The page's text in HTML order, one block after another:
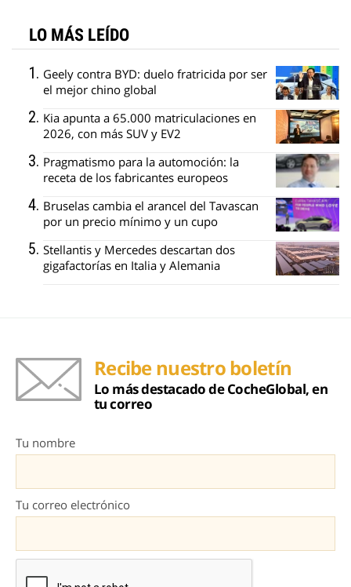
LO MÁS LEÍDO
Geely contra BYD: duelo fratricida por ser
el mejor chino global
Kia apunta a 65.000 matriculaciones en
2026, con más SUV y EV2
Pragmatismo para la automoción: la
receta de los fabricantes europeos
Bruselas cambia el arancel del Tavascan
por un precio mínimo y un cupo
Stellantis y Mercedes descartan dos
gigafactorías en Italia y Alemania
Recibe nuestro boletín
Lo más destacado de CocheGlobal, en
tu correo
Tu nombre
Tu correo electrónico